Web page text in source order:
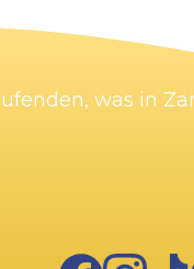
was in
Facebook